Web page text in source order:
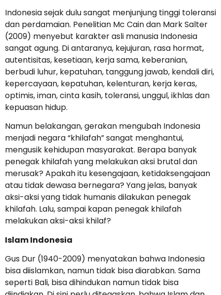
Indonesia sejak dulu sangat menjunjung tinggi toleransi
dan perdamaian. Penelitian Mc Cain dan Mark Salter
(2009) menyebut karakter asli manusia Indonesia
sangat agung. Di antaranya, kejujuran, rasa hormat,
autentisitas, kesetiaan, kerja sama, keberanian,
berbudi luhur, kepatuhan, tanggung jawab, kendali diri,
kepercayaan, kepatuhan, kelenturan, kerja keras,
optimis, iman, cinta kasih, toleransi, unggul, ikhlas dan
kepuasan hidup.
Namun belakangan, gerakan mengubah Indonesia
menjadi negara “khilafah” sangat menghantui,
mengusik kehidupan masyarakat. Berapa banyak
penegak khilafah yang melakukan aksi brutal dan
merusak? Apakah itu kesengajaan, ketidaksengajaan
atau tidak dewasa bernegara? Yang jelas, banyak
aksi-aksi yang tidak humanis dilakukan penegak
khilafah. Lalu, sampai kapan penegak khilafah
melakukan aksi-aksi khilaf?
Islam Indonesia
Gus Dur (1940-2009) menyatakan bahwa Indonesia
bisa diislamkan, namun tidak bisa diarabkan. Sama
seperti Bali, bisa dihindukan namun tidak bisa